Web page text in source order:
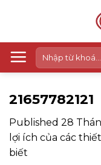
Tìm
kiếm:
21657782121
Published 28
lợi ích của các
biết